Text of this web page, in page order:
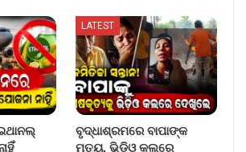
LATEST
ବୃଦ୍ଧାଶ୍ରମରେ ବାପାଙ୍କ
ମୃତ୍ୟୁ, ଭିଡିଓ କଲରେ